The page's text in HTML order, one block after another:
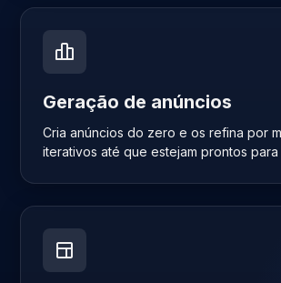
Geração de anúncios
Cria anúncios do zero e os refina por
iterativos até que estejam prontos para